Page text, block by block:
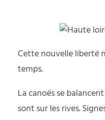
Cette nouvelle liberté
temps.
La canoës se
sont sur les rives.